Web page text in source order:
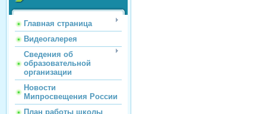
Главная страница
Видеогалерея
Сведения об
образовательной
организации
Новости
Мипросвещения России
План работы школы